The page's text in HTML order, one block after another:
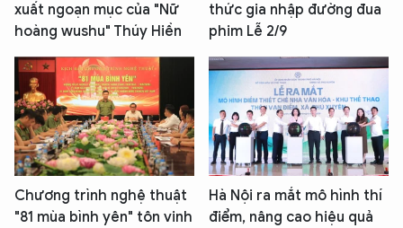
xuất ngoạn mục của "Nữ
hoàng wushu" Thúy Hiền
thức gia nhập đường đua
phim Lễ 2/9
Chương trình nghệ thuật
"81 mùa bình yên" tôn vinh
Hà Nội ra mắt mô hình thí
điểm, nâng cao hiệu quả